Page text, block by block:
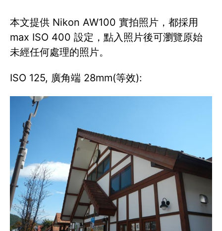
本文提供 Nikon AW100 實拍照片，都採用
max ISO 400 設定，點入照片後可瀏覽原始
未經任何處理的照片。
ISO 125, 廣角端 28mm(等效):